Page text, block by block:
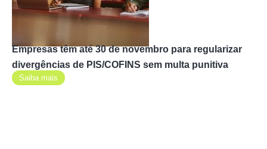
Empresas têm até 30 de novembro para regularizar
divergências de PIS/COFINS sem multa punitiva
Saiba mais